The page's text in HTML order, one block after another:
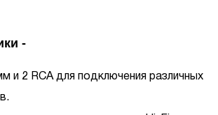
-
и 2 RCA для подключения различных